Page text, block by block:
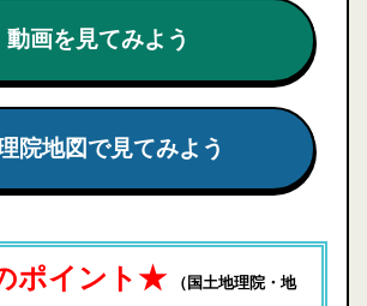
動画を見てみよう
院地図で見てみよう
ポイント★
（国土地理院・地